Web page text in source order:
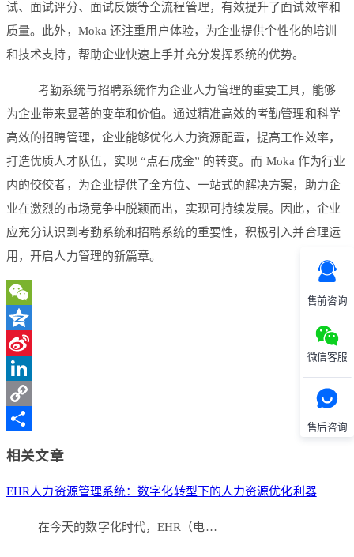
售前咨询
微信客服
售后咨询
试、面试评分、面试反馈等全流程管理，有效提升了面试效率和
质量。此外，Moka 还注重用户体验，为企业提供个性化的培训
和技术支持，帮助企业快速上手并充分发挥系统的优势。
考勤系统与招聘系统作为企业人力管理的重要工具，能够
为企业带来显著的变革和价值。通过精准高效的考勤管理和科学
高效的招聘管理，企业能够优化人力资源配置，提高工作效率，
打造优质人才队伍，实现 “点石成金” 的转变。而 Moka 作为行业
内的佼佼者，为企业提供了全方位、一站式的解决方案，助力企
业在激烈的市场竞争中脱颖而出，实现可持续发展。因此，企业
应充分认识到考勤系统和招聘系统的重要性，积极引入并合理运
用，开启人力管理的新篇章。
WeChat
Qzone
Sina
Weibo
LinkedIn
Copy
相关文章
EHR人力资源管理系统：数字化转型下的人力资源优化利器
在今天的数字化时代，EHR（电…